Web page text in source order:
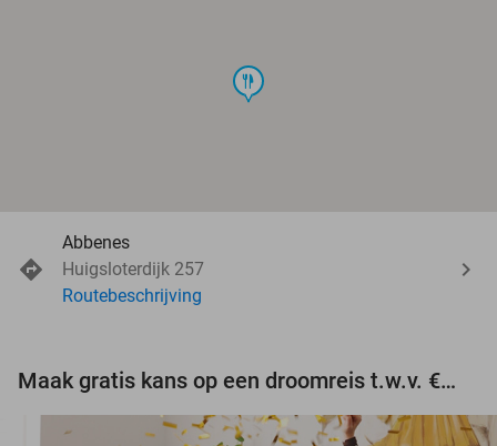
food
Abbenes
Huigsloterdijk 257
Routebeschrijving
Maak gratis kans op een droomreis t.w.v. €3.000!